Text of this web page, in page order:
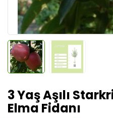
3 Yaş Aşılı
Elma Fidanı